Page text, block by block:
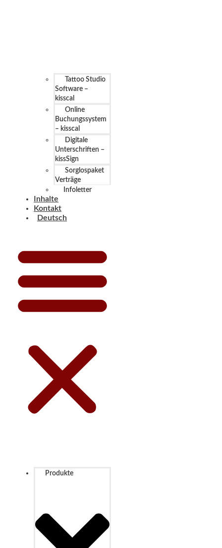
Tattoo Studio
Software –
kisscal
Online
Buchungssystem
– kisscal
Digitale
Unterschriften –
kissSign
Sorglospaket
Verträge
Infoletter
Inhalte
Kontakt
Deutsch
Produkte